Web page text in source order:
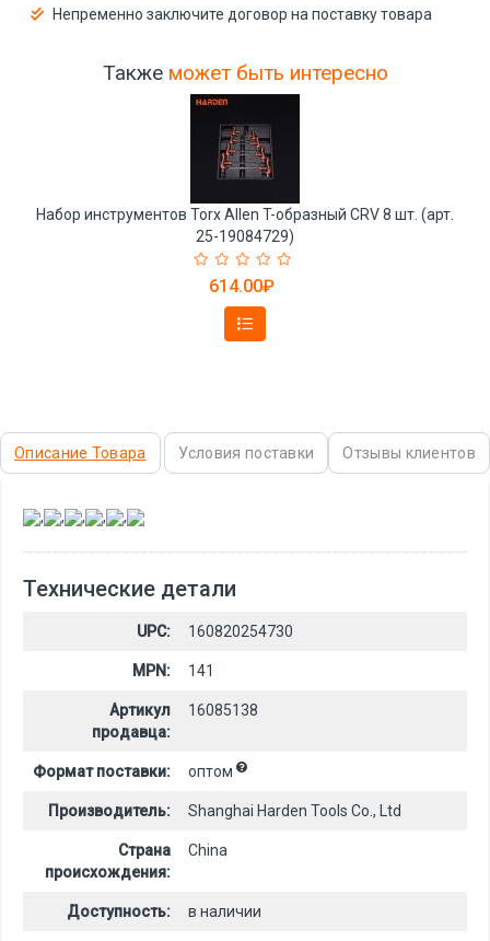
Непременно заключите договор на поставку товара
Также может быть интересно
Набор инструментов Torx Allen T-образный CRV 8 шт. (арт.
25-19084729)
614.00₽
Описание Товара Условия поставки Отзывы клиентов
, , , , ,
Технические детали
UPC: 160820254730
MPN: 141
Артикул
продавца:
16085138
Формат поставки: оптом
Производитель: Shanghai Harden Tools Co., Ltd
Страна
происхождения:
China
Доступность: в наличии